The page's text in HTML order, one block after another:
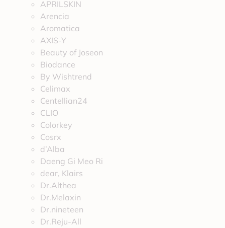
APRILSKIN
Arencia
Aromatica
AXIS-Y
Beauty of Joseon
Biodance
By Wishtrend
Celimax
Centellian24
CLIO
Colorkey
Cosrx
d’Alba
Daeng Gi Meo Ri
dear, Klairs
Dr.Althea
Dr.Melaxin
Dr.nineteen
Dr.Reju-All